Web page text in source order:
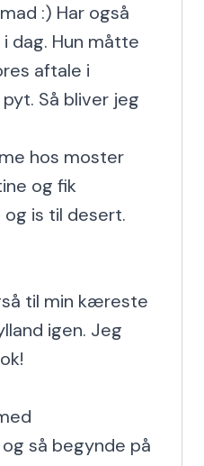
:) Har også
dag. Hun måtte
aftale i
Så bliver jeg
hos moster
og fik
og is til desert.
til min kæreste
igen. Jeg
så begynde på